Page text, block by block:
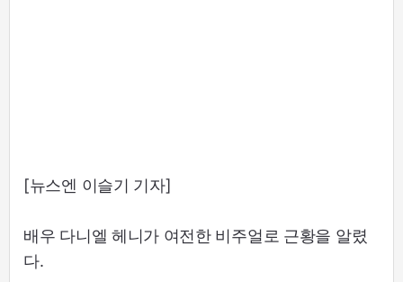
[뉴스엔 이슬기 기자]
배우 다니엘 헤니가 여전한 비주얼로 근황을 알렸
다.